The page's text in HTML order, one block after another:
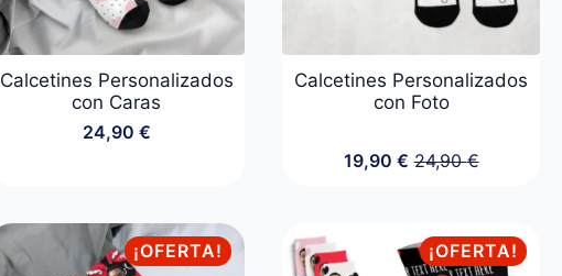
Calcetines Personalizados
con Caras
24,90 €
Calcetines Personalizados
con Foto
24,90€
El
era:
24,90 €.
19,90 € El
es:
19,90 €.
¡OFERTA! ¡OFERTA!